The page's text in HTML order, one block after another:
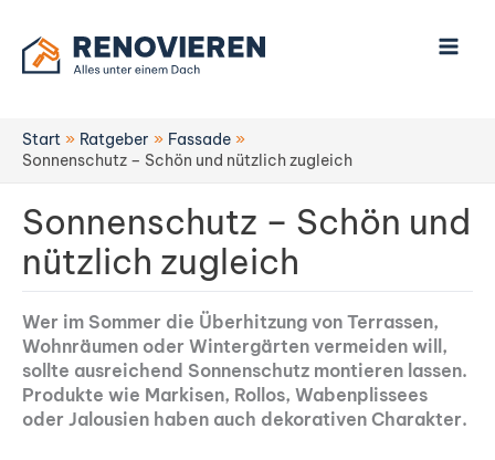
Inhalt
springen
Start Ratgeber
Fassade
Sonnenschutz – Schön und nützlich zugleich
Sonnenschutz – Schön und
nützlich zugleich
Wer im Sommer die Überhitzung von Terrassen,
Wohnräumen oder Wintergärten vermeiden will,
sollte ausreichend Sonnenschutz montieren lassen.
Produkte wie Markisen, Rollos, Wabenplissees
oder Jalousien haben auch dekorativen Charakter.